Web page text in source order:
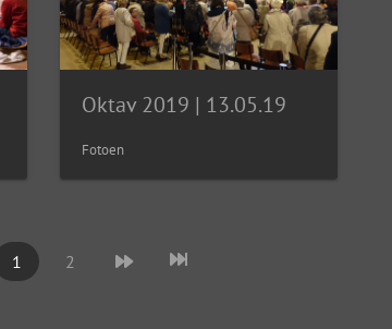
Oktav 2019 | 13.05.19
Fotoen
1 2